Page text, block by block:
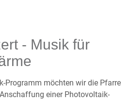
- Musik für
Programm möchten wir die Pfarre
einer Photovoltaik-